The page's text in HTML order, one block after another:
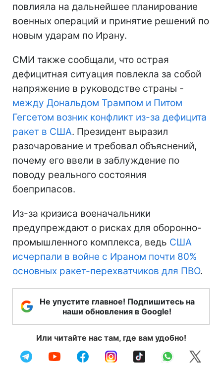
повлияла на дальнейшее планирование
военных операций и принятие решений по
новым ударам по Ирану.
СМИ также сообщали, что острая
дефицитная ситуация повлекла за собой
напряжение в руководстве страны -
между Дональдом Трампом и Питом
Гегсетом возник конфликт из-за дефицита
ракет в США. Президент выразил
разочарование и требовал объяснений,
почему его ввели в заблуждение по
поводу реального состояния
боеприпасов.
Из-за кризиса военачальники
предупреждают о рисках для оборонно-
промышленного комплекса, ведь США
исчерпали в войне с Ираном почти 80%
основных ракет-перехватчиков для ПВО.
Не упустите главное! Подпишитесь на
наши обновления в Google!
Или читайте нас там, где вам удобно!